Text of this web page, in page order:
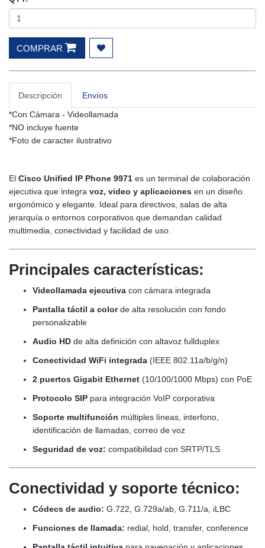
COMPRAR
Descripción
Envíos
*Con Cámara - Videollamada
*NO incluye fuente
*Foto de caracter ilustrativo
El Cisco Unified IP Phone 9971 es un terminal de colaboración
ejecutiva que integra voz, video y aplicaciones en un diseño
ergonómico y elegante. Ideal para directivos, salas de alta
jerarquía o entornos corporativos que demandan calidad
multimedia, conectividad y facilidad de uso.
Principales características:
Videollamada ejecutiva con cámara integrada
Pantalla táctil a colorde alta resolución con fondo
personalizable
Audio HD de alta definición con altavoz fullduplex
Conectividad WiFi integrada (IEEE 802.11a/b/g/n)
2 puertos Gigabit Ethernet (10/100/1000 Mbps) con PoE
Protocolo SIP para integración VoIP corporativa
Soporte multifunción múltiples líneas, interfono,
identificación de llamadas, correo de voz
Seguridad de voz: compatibilidad con SRTP/TLS
Conectividad y soporte técnico:
Códecs de audio: G.722, G.729a/ab, G.711/a, iLBC
Funciones de llamada: redial, hold, transfer, conference